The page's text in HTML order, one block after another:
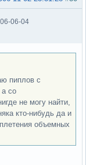
06-04
пиплов с
со
не могу найти,
кто-нибудь да и
объемных